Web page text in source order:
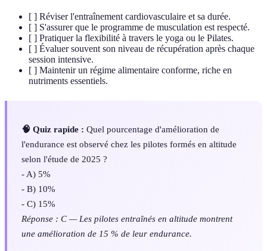
[ ] Réviser l'entraînement cardiovasculaire et sa durée.
[ ] S'assurer que le programme de musculation est respecté.
[ ] Pratiquer la flexibilité à travers le yoga ou le Pilates.
[ ] Évaluer souvent son niveau de récupération après chaque
session intensive.
[ ] Maintenir un régime alimentaire conforme, riche en
nutriments essentiels.
🧠 Quiz rapide : Quel pourcentage d'amélioration de
l'endurance est observé chez les pilotes formés en altitude
selon l'étude de 2025 ?
- A) 5%
- B) 10%
- C) 15%
Réponse : C — Les pilotes entraînés en altitude montrent
une amélioration de 15 % de leur endurance.